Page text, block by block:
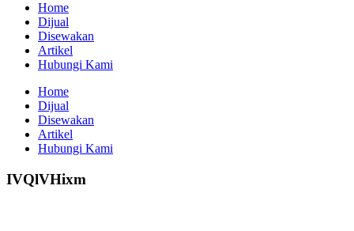
Home
Dijual
Disewakan
Artikel
Hubungi Kami
Home
Dijual
Disewakan
Artikel
Hubungi Kami
IVQlVHixm